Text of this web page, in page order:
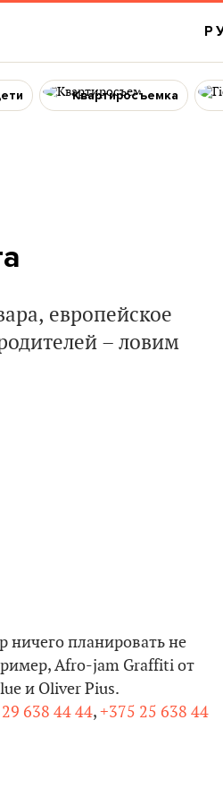
Квартиросъемка
европейское
– ловим
ничего планировать не
Afro-jam Graffitiот
и Oliver Pius.
638 44 44,+375 25 638 44